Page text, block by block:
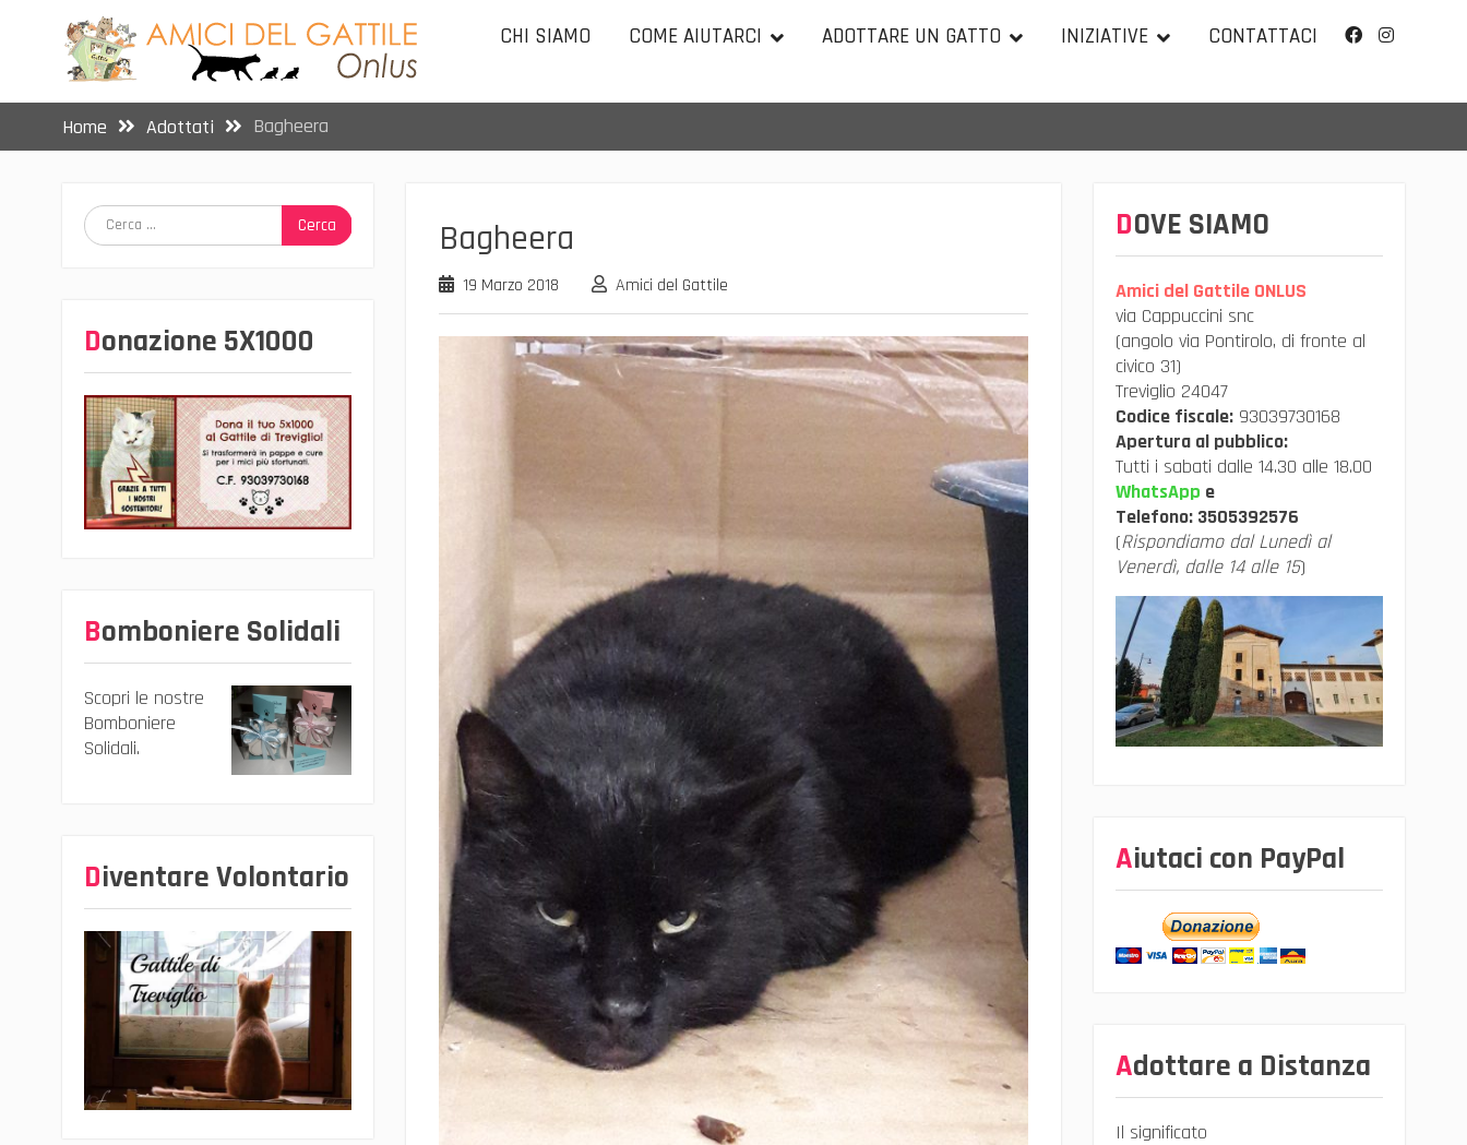
CHI SIAMO COME AIUTARCI ADOTTARE UN GATTO INIZIATIVE CONTATTACI
Home Adottati Bagheera
Bagheera
19 Marzo 2018 Amici del Gattile
DOVE SIAMO
Amici del Gattile ONLUS
via Cappuccini snc
(angolo via Pontirolo, di fronte al
civico 31)
Treviglio 24047
Codice fiscale: 93039730168
Apertura al pubblico:
Tutti i sabati dalle 14.30 alle 18.00
WhatsApp e
Telefono: 3505392576
(Rispondiamo dal Lunedì al
Venerdì, dalle 14 alle 15)
Aiutaci con PayPal
Adottare a Distanza
Il significato
Ricerca
per:
Donazione 5X1000
Bomboniere Solidali
Scopri le nostre
Bomboniere
Solidali.
Diventare Volontario